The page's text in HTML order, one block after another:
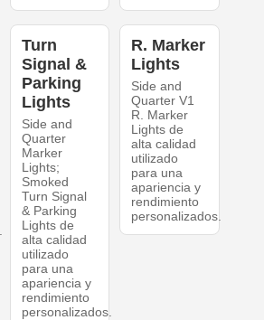
Turn
Signal &
Parking
Lights
Side and
Quarter
Marker
Lights;
Smoked
Turn Signal
& Parking
Lights de
alta calidad
utilizado
para una
apariencia y
rendimiento
personalizados.
R. Marker
Lights
Side and
Quarter V1
R. Marker
Lights de
alta calidad
utilizado
para una
apariencia y
rendimiento
personalizados.